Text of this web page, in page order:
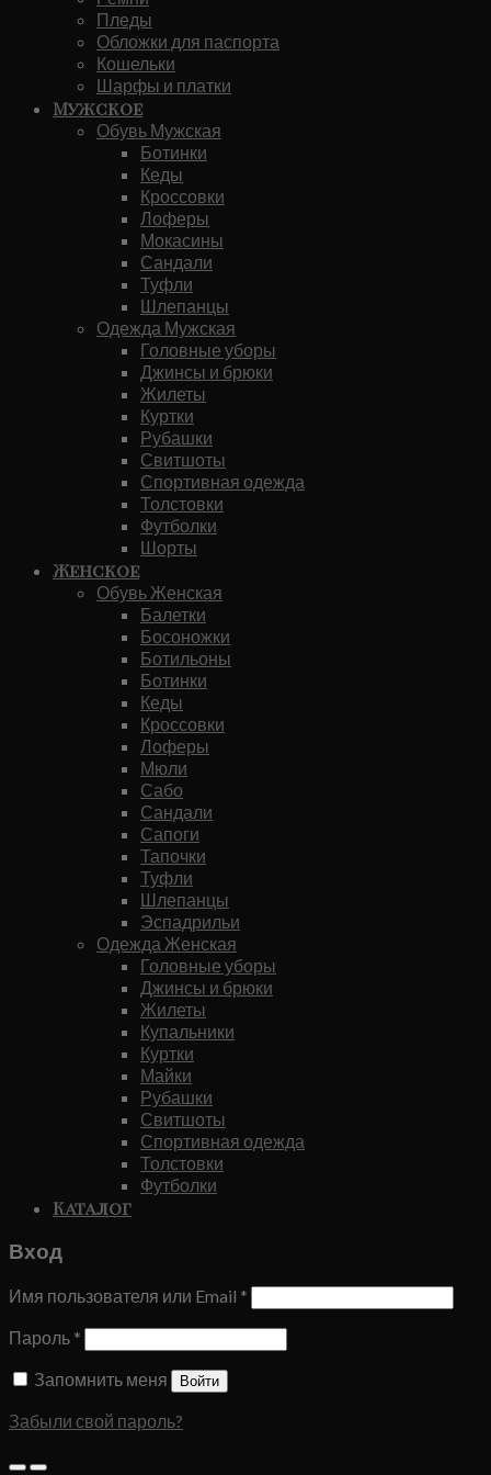
Пледы
Обложки для паспорта
Кошельки
Шарфы и платки
Мужское
Обувь Мужская
Ботинки
Кеды
Кроссовки
Лоферы
Мокасины
Сандали
Туфли
Шлепанцы
Одежда Мужская
Головные уборы
Джинсы и брюки
Жилеты
Куртки
Рубашки
Свитшоты
Спортивная одежда
Толстовки
Футболки
Шорты
Женское
Обувь Женская
Балетки
Босоножки
Ботильоны
Ботинки
Кеды
Кроссовки
Лоферы
Мюли
Сабо
Сандали
Сапоги
Тапочки
Туфли
Шлепанцы
Эспадрильи
Одежда Женская
Головные уборы
Джинсы и брюки
Жилеты
Купальники
Куртки
Майки
Рубашки
Свитшоты
Спортивная одежда
Толстовки
Футболки
Каталог
Вход
Имя пользователя или Email *
Пароль *
Запомнить меня
Войти
Забыли свой пароль?